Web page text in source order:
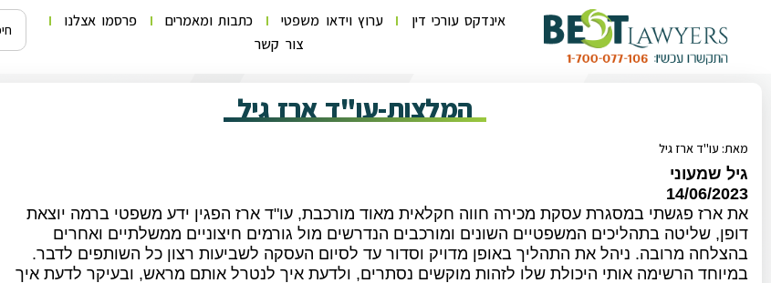
אינדקס עורכי דין ערוץ וידאו משפטי כתבות ומאמרים
פרסמו אצלנו
צור קשר
המלצות-עו"ד ארז גיל
מאת: עו"ד ארז גיל
גיל שמעוני
14/06/2023
את ארז פגשתי במסגרת עסקת מכירה חווה חקלאית מאוד מורכבת, עו"ד ארז הפגין ידע משפטי ברמה יוצאת
דופן, שליטה בתהליכים המשפטיים השונים ומורכבים הנדרשים מול גורמים חיצוניים ממשלתיים ואחרים
בהצלחה מרובה. ניהל את התהליך באופן מדויק וסדור עד לסיום העסקה לשביעות רצון כל השותפים לדבר.
במיוחד הרשימה אותי היכולת שלו לזהות מוקשים נסתרים, ולדעת איך לנטרל אותם מראש, ובעיקר לדעת איך